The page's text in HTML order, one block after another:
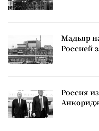
Мадьяр
Россией
Россия